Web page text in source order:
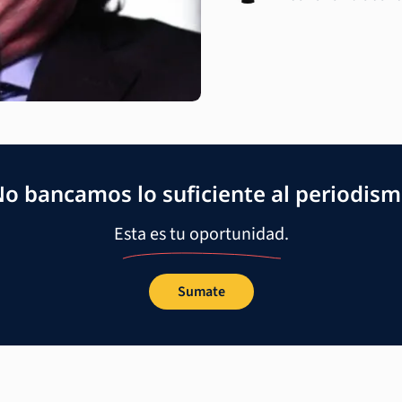
bancamos lo suficiente al
Esta es tu oportunidad.
Sumate